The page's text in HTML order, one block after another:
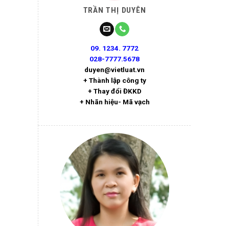
TRẦN THỊ DUYÊN
09. 1234. 7772
028-7777.5678
duyen@vietluat.vn
+ Thành lập công ty
+ Thay đổi ĐKKD
+ Nhãn hiệu- Mã vạch